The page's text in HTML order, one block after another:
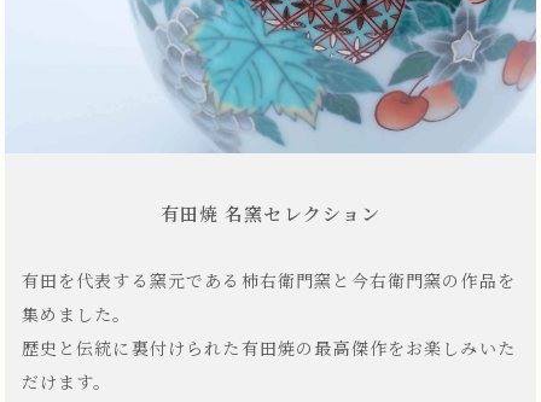
有田焼 名窯セレクション
有田を代表する窯元である柿右衛門窯と今右衛門窯の作品を
集めました。
歴史と伝統に裏付けられた有田焼の最高傑作をお楽しみいた
だけます。